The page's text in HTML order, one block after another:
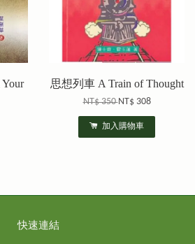
思想列車 A Train of Thought
NT$ 350NT$ 308
加入購物車
快速連結